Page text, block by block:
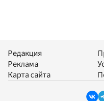
Редакция
Реклама
Карта сайта